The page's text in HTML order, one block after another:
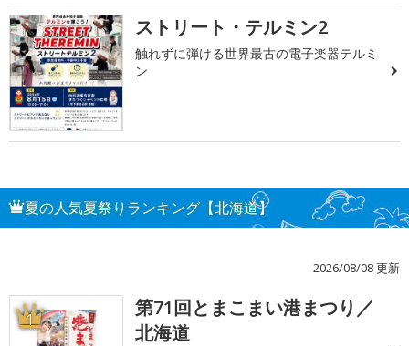
ストリート・テルミン2
触れずに弾ける世界最古の電子楽器テルミ
ン
夏の人気夏祭りランキング【北海道】
2026/08/08 更新
1
第71回とまこまい港まつり／
北海道